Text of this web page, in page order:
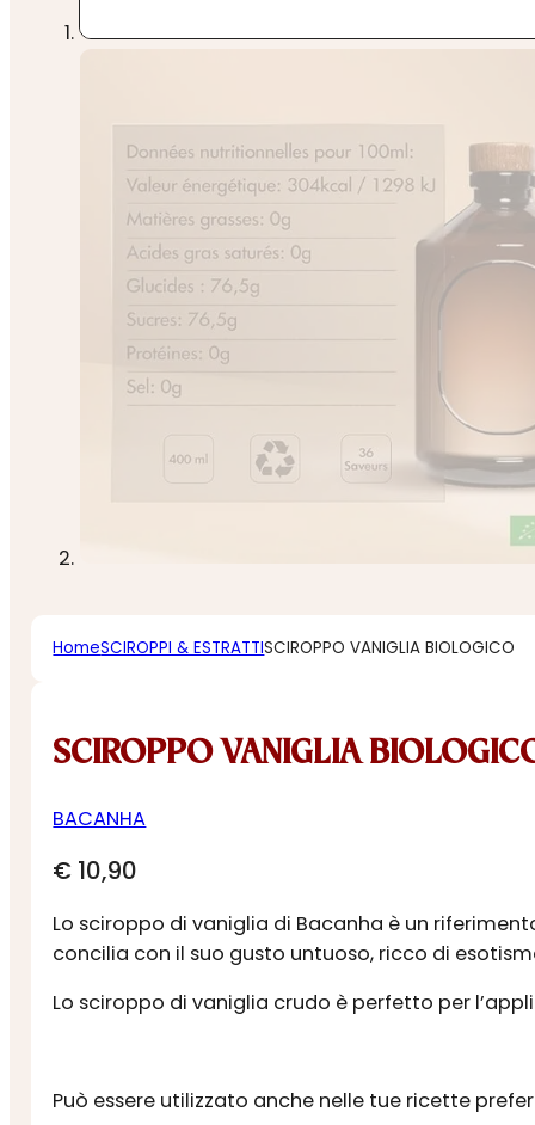
HomeSCIROPPI & ESTRATTISCIROPPO VANIGLIA BIOLOGICO
SCIROPPO VANIGLIA
BACANHA
€ 10,90
Lo sciroppo di vaniglia di Bacanha è un
concilia con il suo gusto untuoso, ricco di
Lo sciroppo di vaniglia crudo è perfetto per
Può essere utilizzato anche nelle tue ricette